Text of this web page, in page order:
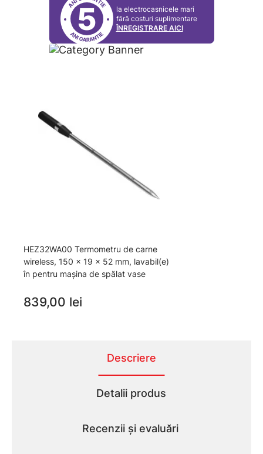
5
la electrocasnicele mari
fără costuri suplimentare
ÎNREGISTRARE AICI
HEZ32WA00 Termometru de carne
wireless, 150 x 19 x 52 mm, lavabil(e)
în pentru mașina de spălat vase
839,00 lei
Descriere
Detalii produs
Recenzii și evaluări